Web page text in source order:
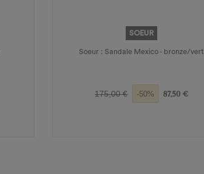
SOEUR
Soeur : Sandale Mexico - bronze/vert
Prix de base
175,00 € -50% 87,50 €